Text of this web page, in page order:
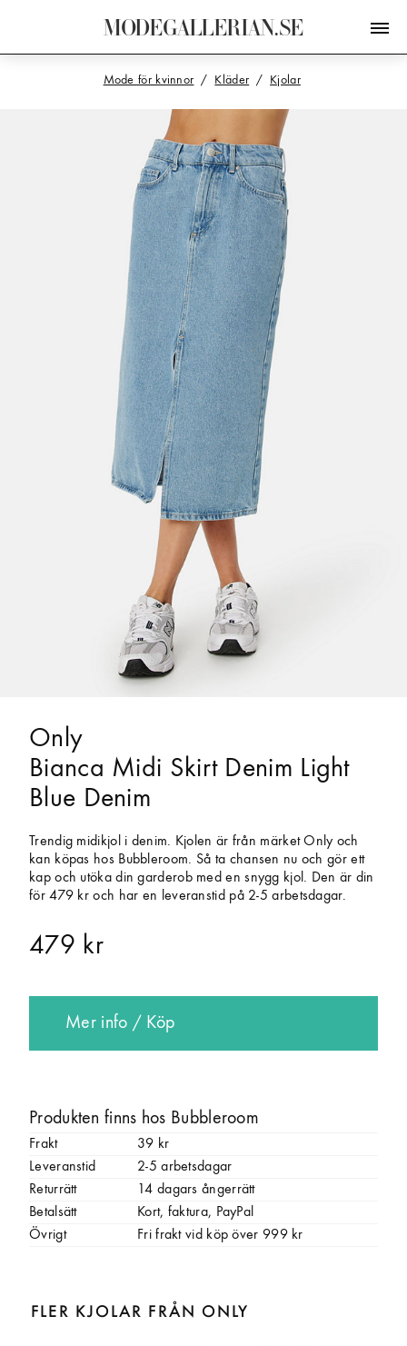
MODEGALLERIAN.SE
Mode för kvinnor Kläder Kjolar
Only
Bianca Midi Skirt Denim Light
Blue Denim
Trendig midikjol i denim. Kjolen är från märket Only och
kan köpas hos Bubbleroom. Så ta chansen nu och gör ett
kap och utöka din garderob med en snygg kjol. Den är din
för 479 kr och har en leveranstid på 2-5 arbetsdagar.
479 kr
Mer info / Köp
Produkten finns hos Bubbleroom
Frakt
39 kr
Leveranstid
2-5 arbetsdagar
Returrätt
14 dagars ångerrätt
Betalsätt
Kort, faktura, PayPal
Övrigt
Fri frakt vid köp över 999 kr
FLER KJOLAR FRÅN ONLY